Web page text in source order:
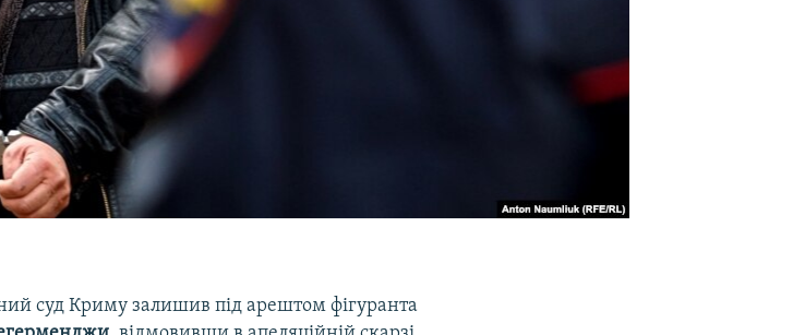
суд Криму залишив під арештом фігуранта